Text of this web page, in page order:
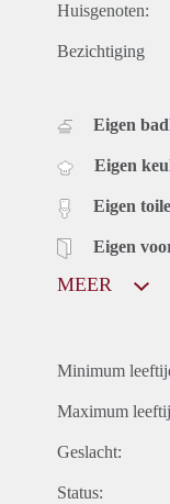
Huisgenoten:
Bezichtiging
Eigen
Eigen
Eigen
Eigen
MEER
Minimum
Maximum
Geslacht:
Status: